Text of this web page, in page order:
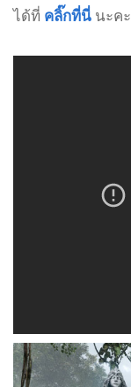
ได้ที่ คลิ๊กที่นี่ นะคะ